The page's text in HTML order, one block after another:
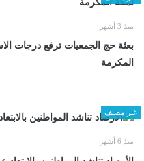
منذ 3 أشهر
بعثة حج الجمعيات ترفع درجات
المكرمة
غير مصنف
منذ 6 أشهر